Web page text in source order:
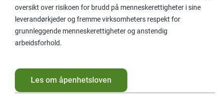
oversikt over risikoen for brudd på menneskerettigheter i sine
leverandørkjeder og fremme virksomheters respekt for
grunnleggende menneskerettigheter og anstendig
arbeidsforhold.
Les om åpenhetsloven